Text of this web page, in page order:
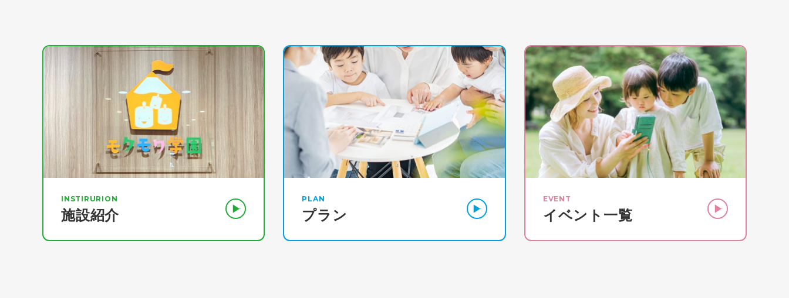
INSTIRURION
施設紹介
PLAN
プラン
EVENT
イベント一覧